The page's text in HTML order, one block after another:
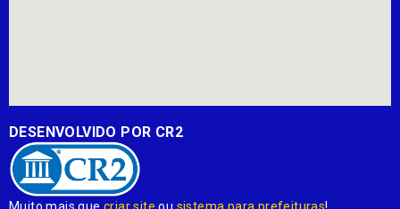
DESENVOLVIDO POR CR2